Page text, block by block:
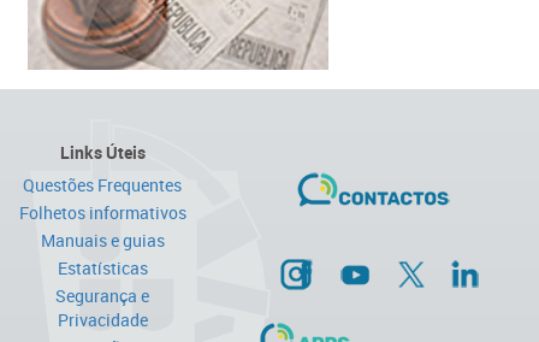
Links Úteis
Questões Frequentes
Folhetos informativos
Manuais e guias
Estatísticas
Segurança e
Privacidade